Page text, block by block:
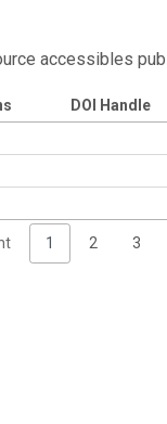
accessibles
DOI Handle
1 2 3